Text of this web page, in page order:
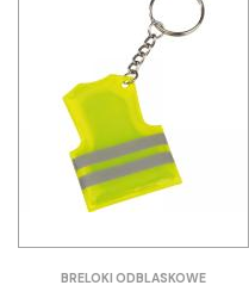
BRELOKI ODBLASKOWE